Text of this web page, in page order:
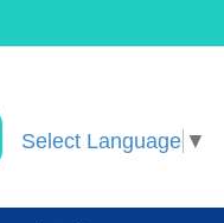
Select Language ▼